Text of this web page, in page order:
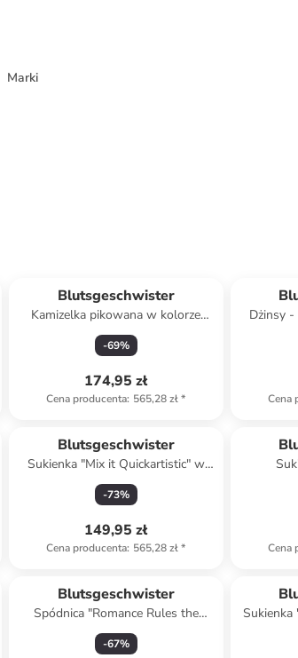
Marki
Blutsgeschwister
Kamizelka pikowana w kolorze
różowo-czarnym
-69%
174,95 zł
Cena producenta: 565,28 zł*
Dżinsy
Cena
Blutsgeschwister
Sukienka "Mix it Quickartistic" w
kolorze pomarańczowym
-73%
149,95 zł
Cena producenta: 565,28 zł* Cena
Blutsgeschwister
Spódnica "Romance Rules the
Worldhappy" w kolorze białym ze
wzorem
-67%
kolorze